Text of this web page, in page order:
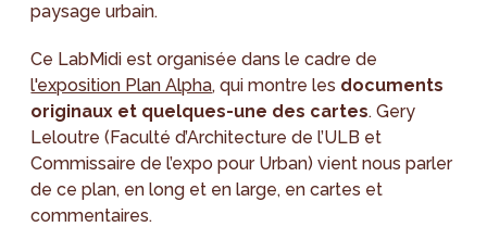
paysage urbain.
Ce LabMidi est organisée dans le cadre de
l'exposition Plan Alpha, qui montre les documents
originaux et quelques-une des cartes. Gery
Leloutre (Faculté d’Architecture de l’ULB et
Commissaire de l’expo pour Urban) vient nous parler
de ce plan, en long et en large, en cartes et
commentaires.